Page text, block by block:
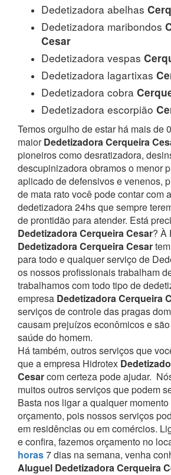
Dedetizadora abelhas
Dedetizadora maribondos
Cesar
Dedetizadora vespas
Dedetizadora lagartixas
Dedetizadora cobra
Dedetizadora escorpião
Temos orgulho de estar há mais de
maiorDedetizadora Cerqueira
pioneiros como desratizadora,
descupinizadora obramos o menor
aplicado de defensivos e venenos,
de mata rato você pode contar com
dedetizadora 24hs que sempre
de prontidão para atender. Está
Dedetizadora Cerqueira Cesar? À
Dedetizadora Cerqueira Cesar
para todo e qualquer serviço de
os nossos profissionais trabalham
trabalhamos com todo tipo de
empresa Dedetizadora Cerqueira
serviços de controle das pragas
causam prejuízos econômicos e
saúde do homem.
Há também, outros serviços que
que a empresa Hidrotex
Cesarcom certeza pode ajudar.
muitos outros serviços que podem
Basta nos ligar a qualquer
orçamento, pois nossos serviços
em residências ou em comércios.
e confira, fazemos orçamento no
horas7 dias na semana, venha
Aluguel Dedetizadora Cerqueira